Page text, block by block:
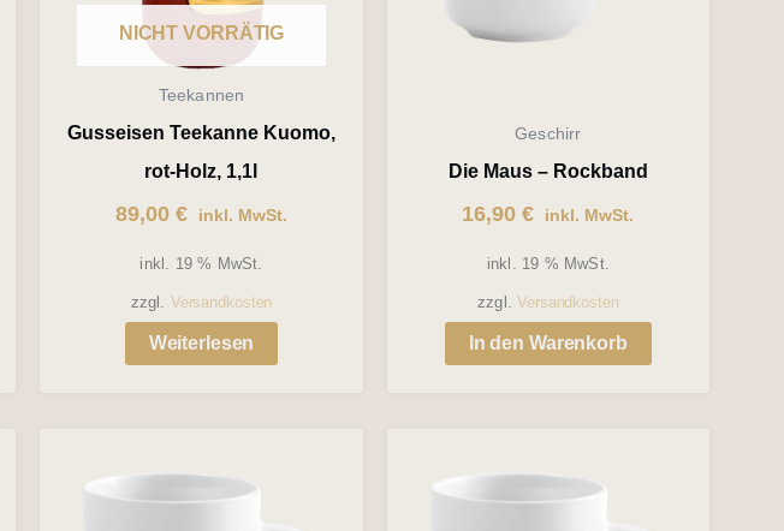
NICHT VORRÄTIG
Teekannen
Gusseisen Teekanne Kuomo,
rot-Holz, 1,1l
89,00 € inkl. MwSt.
inkl. 19 % MwSt.
zzgl. Versandkosten
Weiterlesen
Geschirr
Die Maus – Rockband
16,90€ inkl. MwSt.
inkl. 19 % MwSt.
zzgl.Versandkosten
In den Warenkorb